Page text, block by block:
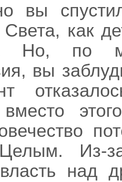
вы
Света, как
Но, по
вы
Из-
власть над